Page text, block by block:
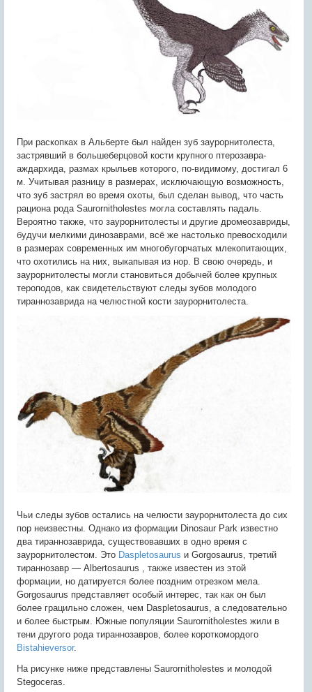
При раскопках в Альберте был найден зуб заурорнитолеста,
застрявший в большеберцовой кости крупного птерозавра-
аждархида, размах крыльев которого, по-видимому, достигал 6
м. Учитывая разницу в размерах, исключающую возможность,
что зуб застрял во время охоты, был сделан вывод, что часть
рациона рода Saurornitholestes могла составлять падаль.
Вероятно также, что заурорнитолесты и другие дромеозавриды,
будучи мелкими динозаврами, всё же настолько превосходили
в размерах современных им многобугорчатых млекопитающих,
что охотились на них, выкапывая из нор. В свою очередь, и
заурорнитолесты могли становиться добычей более крупных
тероподов, как свидетельствуют следы зубов молодого
тираннозаврида на челюстной кости заурорнитолеста.
Чьи следы зубов остались на челюсти заурорнитолеста до сих
пор неизвестны. Однако из формации Dinosaur Park известно
два тираннозаврида, существовавших в одно время с
заурорнитолестом. Это Daspletosaurus и Gorgosaurus, третий
тираннозавр — Albertosaurus , также известен из этой
формации, но датируется более поздним отрезком мела.‭
Gorgosaurus представляет особый интерес, так как он был
более грацильно сложен, чем Daspletosaurus, а следовательно
и более быстрым. Южные популяции Saurornitholestes жили в
тени другого рода тираннозавров, более короткомордого
Bistahieversor.
На рисунке ниже представлены Saurornitholestes и молодой
Stegoceras.